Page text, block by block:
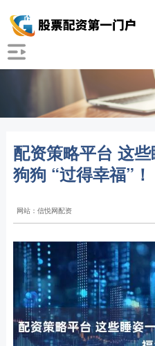
配资策略平台 这
狗狗 “过得幸福”！
网站：信悦网配资